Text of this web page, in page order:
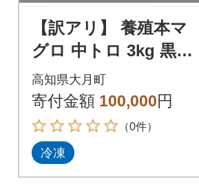
【訳アリ】 養殖本マ
グロ 中トロ 3kg 黒潮
本まぐろ 大容量 不定
貫 刺身 まぐろ 業務用
訳あり
高知県大月町
寄付金額 100,000円
（0件）
冷凍